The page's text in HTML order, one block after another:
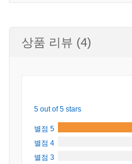
상품 리뷰 (4)
5 out of 5 stars
별점 5
별점 4
별점 3